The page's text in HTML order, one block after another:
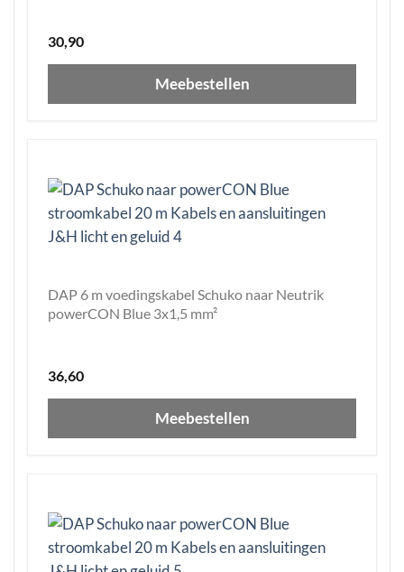
30,90
Meebestellen
DAP 6 m voedingskabel Schuko naar Neutrik
powerCON Blue 3x1,5 mm²
36,60
Meebestellen